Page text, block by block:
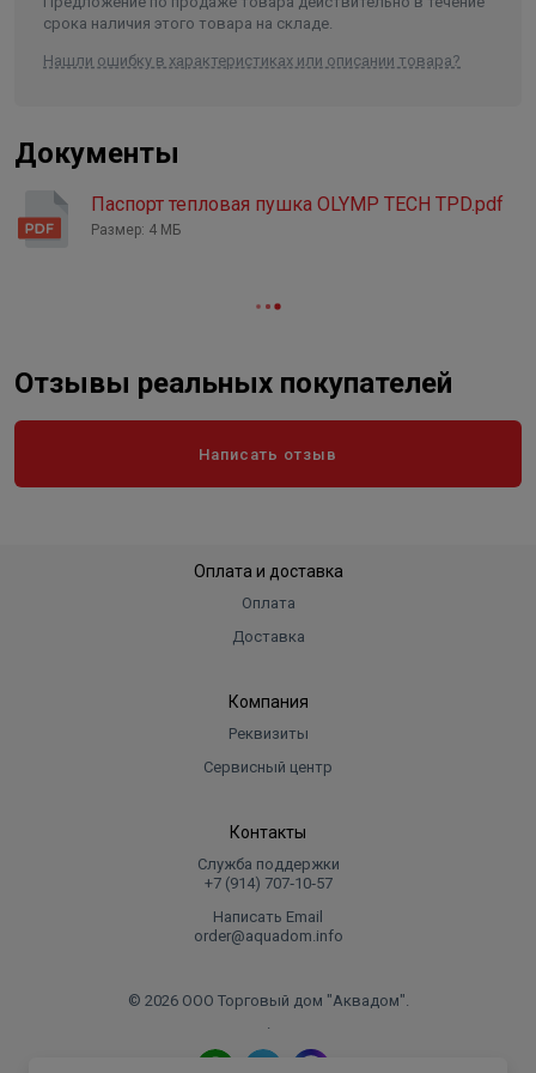
срока наличия этого товара на складе.
Нашли ошибку в характеристиках или описании товара?
Документы
Паспорт тепловая пушка OLYMP TECH TPD.pdf
Размер: 4 МБ
Отзывы реальных покупателей
Написать отзыв
Оплата и доставка
Оплата
Доставка
Компания
Реквизиты
Сервисный центр
Контакты
Служба поддержки
+7 (914) 707‑10‑57
Написать Email
order@aquadom.info
© 2026 ООО Торговый дом "Аквадом".
.